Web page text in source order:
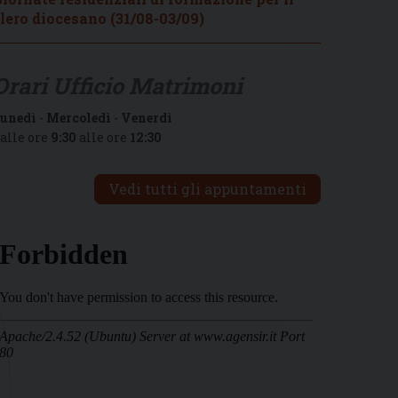
diocesano (31/08-03/09)
- Mercoledì - Venerdì
ore 9:30 alle ore 12:30
Vedi tutti gli appuntamenti